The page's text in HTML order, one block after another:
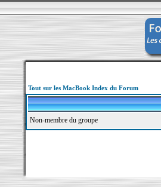
Tout sur les MacBook Index du Forum
Non-membre du groupe